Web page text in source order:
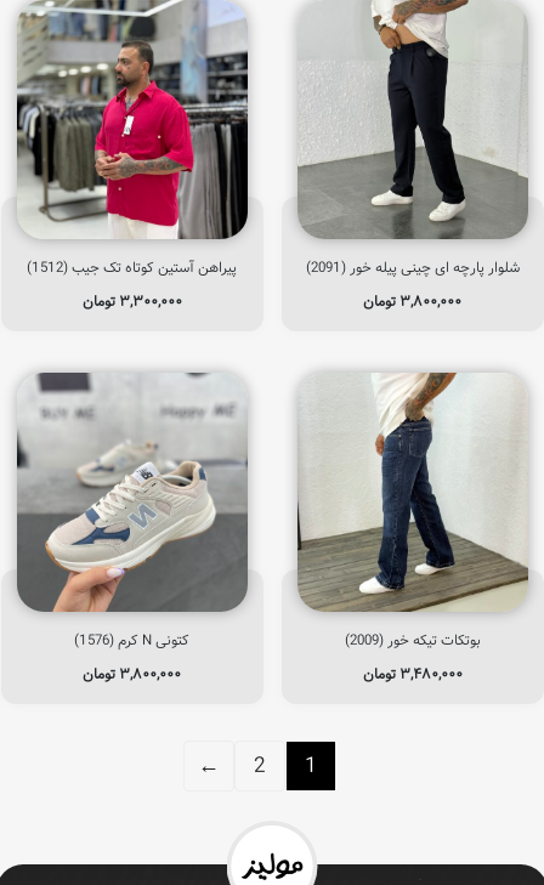
شلوار پارچه ای چینی پیله خور (2091)
۳,۸۰۰,۰۰۰تومان
پیراهن آستین کوتاه تک جیب (1512)
۳,۳۰۰,۰۰۰تومان
بوتکات تیکه خور (2009)
۳,۴۸۰,۰۰۰تومان
کتونی N کرم (1576)
۳,۸۰۰,۰۰۰تومان
2
←